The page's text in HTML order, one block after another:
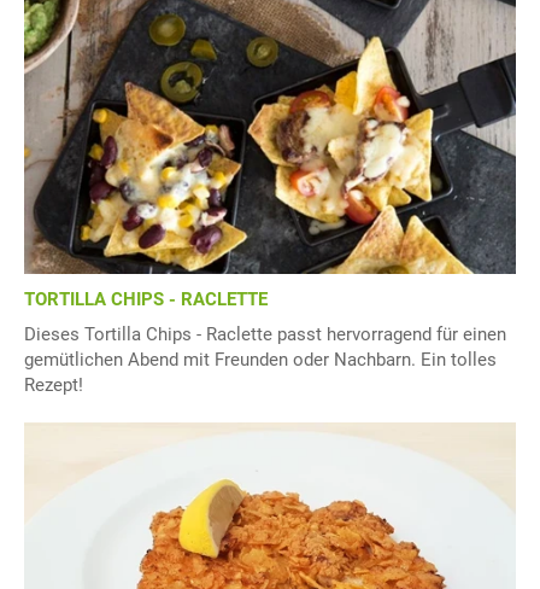
TORTILLA CHIPS - RACLETTE
Dieses Tortilla Chips - Raclette passt hervorragend für einen
gemütlichen Abend mit Freunden oder Nachbarn. Ein tolles
Rezept!